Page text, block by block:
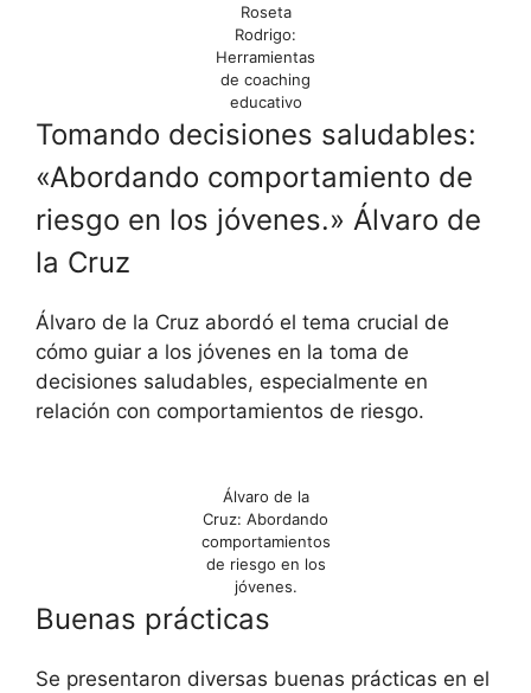
Roseta
Rodrigo:
Herramientas
de coaching
educativo
Tomando decisiones saludables:
«Abordando comportamiento de
riesgo en los jóvenes.» Álvaro de
la Cruz
Álvaro de la Cruz abordó el tema crucial de
cómo guiar a los jóvenes en la toma de
decisiones saludables, especialmente en
relación con comportamientos de riesgo.
Álvaro de la
Cruz: Abordando
comportamientos
de riesgo en los
jóvenes.
Buenas prácticas
Se presentaron diversas buenas prácticas en el